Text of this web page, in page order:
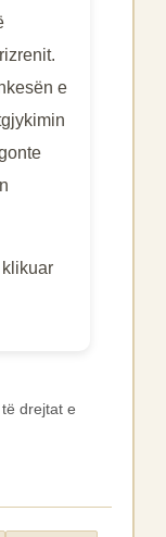
e
drejtat e